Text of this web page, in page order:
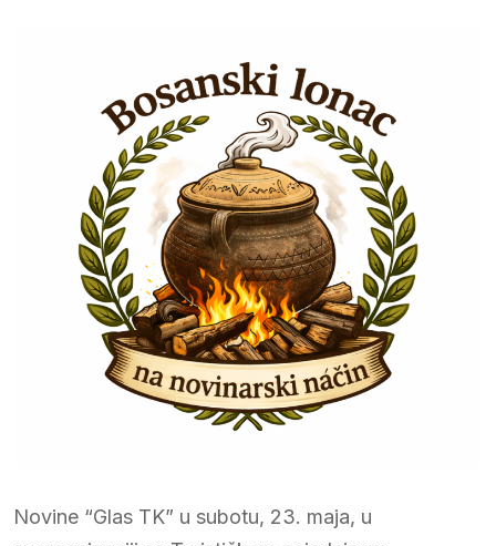
Novine “Glas TK” u subotu, 23. maja, u